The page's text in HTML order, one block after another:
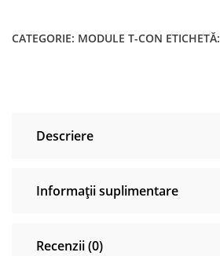
3254A
CATEGORIE: MODULE T-CON ETICHETĂ:
Descriere
Informații suplimentare
Recenzii (0)